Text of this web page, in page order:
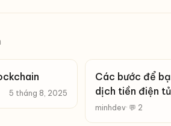
5 tháng 8, 2025
Các bước để
dịch tiền điện tủ
minhdev· 💬 2